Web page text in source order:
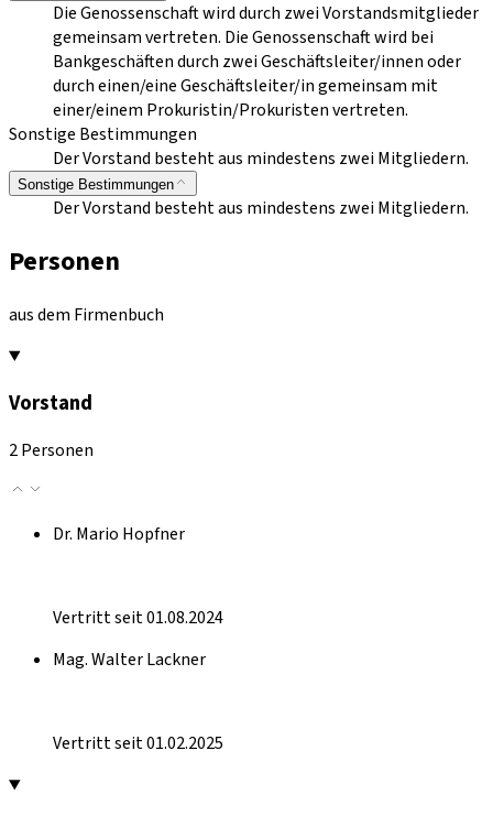
Die Genossenschaft wird durch zwei Vorstandsmitglieder
gemeinsam vertreten. Die Genossenschaft wird bei
Bankgeschäften durch zwei Geschäftsleiter/innen oder
durch einen/eine Geschäftsleiter/in gemeinsam mit
einer/einem Prokuristin/Prokuristen vertreten.
Sonstige Bestimmungen
Der Vorstand besteht aus mindestens zwei Mitgliedern.
Sonstige Bestimmungen
Der Vorstand besteht aus mindestens zwei Mitgliedern.
Personen
aus dem Firmenbuch
Vorstand
2 Personen
Dr. Mario Hopfner
Vertritt seit 01.08.2024
Mag. Walter Lackner
Vertritt seit 01.02.2025